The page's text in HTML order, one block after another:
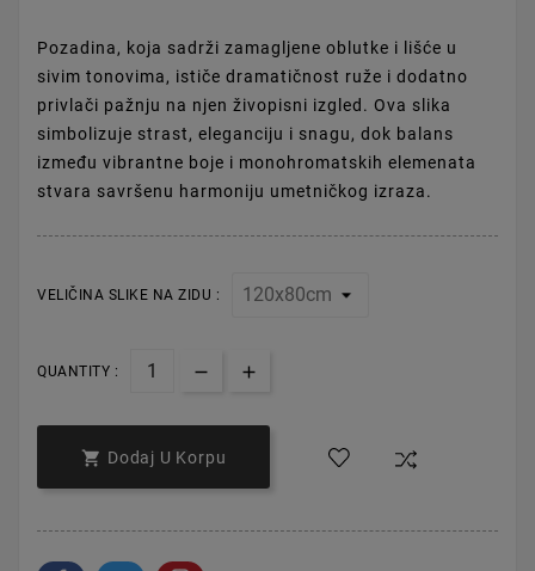
Pozadina, koja sadrži zamagljene oblutke i lišće u
sivim tonovima, ističe dramatičnost ruže i dodatno
privlači pažnju na njen živopisni izgled. Ova slika
simbolizuje strast, eleganciju i snagu, dok balans
između vibrantne boje i monohromatskih elemenata
stvara savršenu harmoniju umetničkog izraza.
VELIČINA SLIKE NA ZIDU :
QUANTITY :
 Dodaj U Korpu